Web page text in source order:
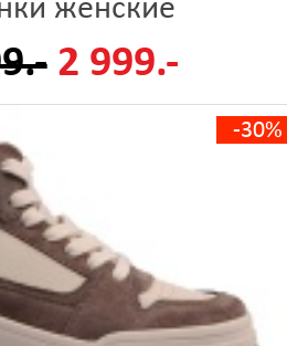
женские
2 999.-
-30%